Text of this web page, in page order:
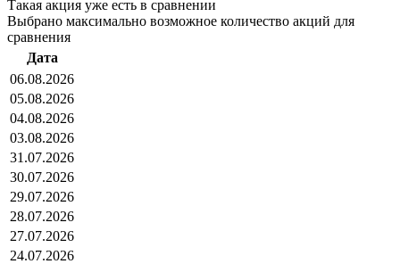
Такая акция уже есть в сравнении
Выбрано максимально возможное количество акций для
сравнения
Дата
06.08.2026
05.08.2026
04.08.2026
03.08.2026
31.07.2026
30.07.2026
29.07.2026
28.07.2026
27.07.2026
24.07.2026